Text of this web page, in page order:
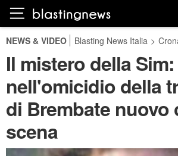
NEWS & VIDEO Blasting News Italia >
Il mistero della Sim:
nell'omicidio della
di Brembate nuovo
scena